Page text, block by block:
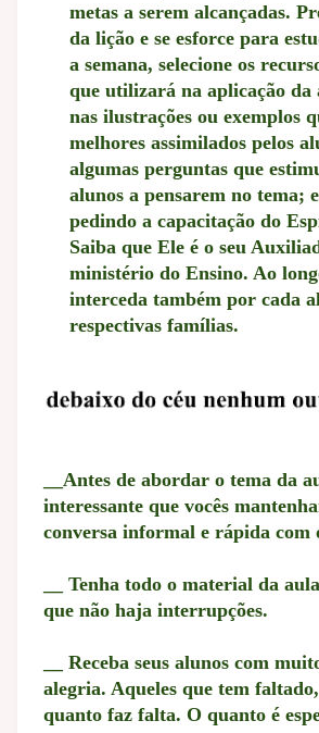
metas a serem alcançadas.
da lição e se esforce para
a semana, selecione os
que utilizará na aplicação da
nas ilustrações ou exemplos
melhores assimilados pelos
algumas perguntas que
alunos a pensarem no tema;
pedindo a capacitação do
Saiba que Ele é o seu
ministério do Ensino. Ao
interceda também por cada
respectivas famílias.
__Antes de abordar o tema da
interessante que vocês
conversa informal e rápida com
__ Tenha todo o material da
que não haja interrupções.
__ Receba seus alunos com
alegria. Aqueles que tem
quanto faz falta. O quanto é